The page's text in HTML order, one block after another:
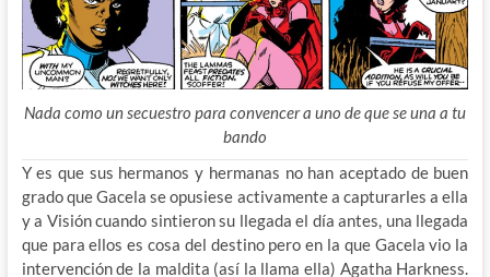
Nada como un secuestro para convencer a uno de que se una a tu
bando
Y es que sus hermanos y hermanas no han aceptado de buen
grado que Gacela se opusiese activamente a capturarles a ella
y a Visión cuando sintieron su llegada el día antes, una llegada
que para ellos es cosa del destino pero en la que Gacela vio la
intervención de la maldita (así la llama ella) Agatha Harkness.